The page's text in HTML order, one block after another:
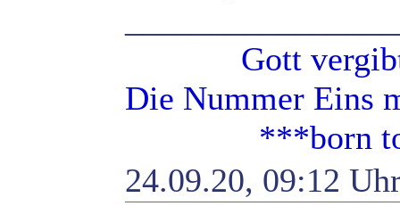
Gott vergibt -
Die Nummer Eins
***born to
24.09.20, 09:12